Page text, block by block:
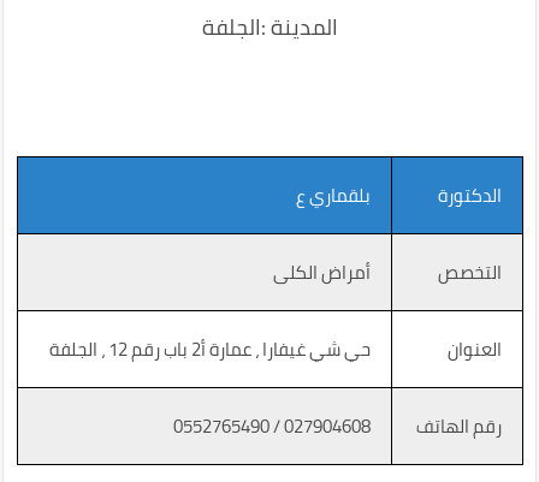
المدينة :الجلفة
الدكتورة بلقماري ع
التخصص أمراض الكلى
العنوان حي شي غيفارا ، عمارة أ2 باب رقم 12 ، الجلفة
رقم الهاتف 027904608 / 0552765490